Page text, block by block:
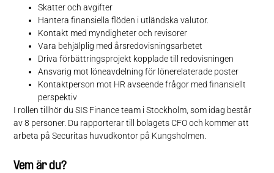
Skatter och avgifter
Hantera finansiella flöden i utländska valutor.
Kontakt med myndigheter och revisorer
Vara behjälplig med årsredovisningsarbetet
Driva förbättringsprojekt kopplade till redovisningen
Ansvarig mot löneavdelning för lönerelaterade poster
Kontaktperson mot HR avseende frågor med finansiellt
perspektiv
I rollen tillhör du SIS Finance team i Stockholm, som idag består
av 8 personer. Du rapporterar till bolagets CFO och kommer att
arbeta på Securitas huvudkontor på Kungsholmen.
Vem är du?